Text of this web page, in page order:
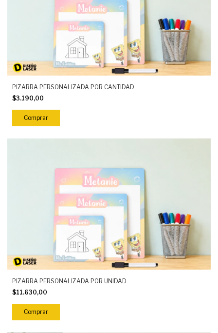
PIZARRA PERSONALIZADA POR CANTIDAD
$3.190,00
Comprar
PIZARRA PERSONALIZADA POR UNIDAD
$11.630,00
Comprar